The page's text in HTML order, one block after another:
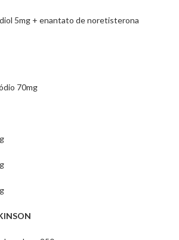
5mg + enantato de noretisterona
70mg